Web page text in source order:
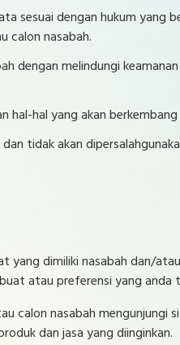
sesuai dengan hukum yang
calon nasabah.
dengan melindungi
hal-hal yang akan
tidak akan
dimiliki nasabah dan/
atau preferensi yang anda
nasabah mengunjungi
dan jasa yang diinginkan.